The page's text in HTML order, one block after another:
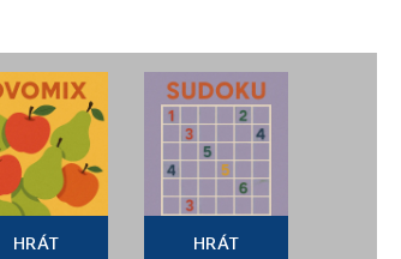
HRÁT HRÁT